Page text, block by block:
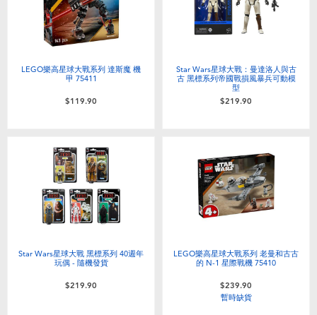
LEGO樂高星球大戰系列 達斯魔 機
甲 75411
$119.90
Star Wars星球大戰：曼達洛人與古
古 黑標系列帝國戰損風暴兵可動模
型
$219.90
Star Wars星球大戰 黑標系列 40週年
玩偶 - 隨機發貨
$219.90
LEGO樂高星球大戰系列 老曼和古古
的 N-1 星際戰機 75410
$239.90
暫時缺貨